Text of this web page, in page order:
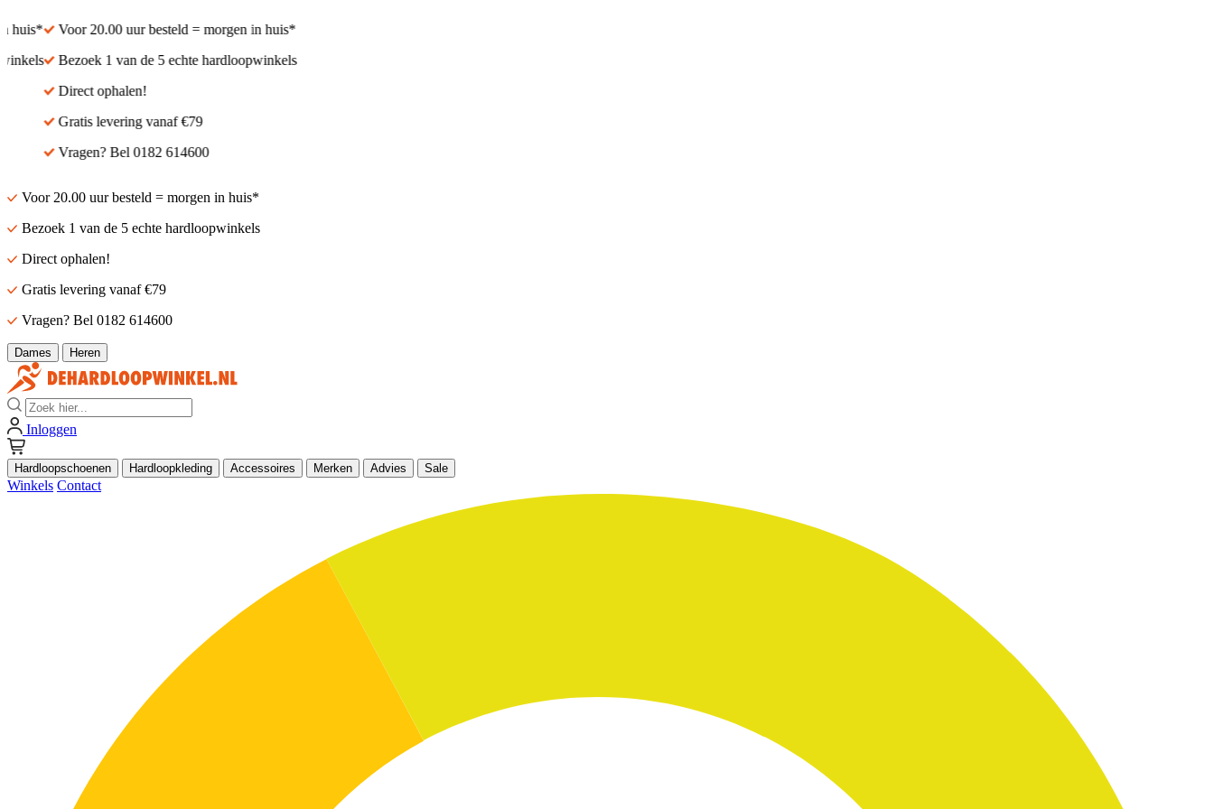
huis*
Voor 20.00 uur besteld = morgen in huis*
Bezoek 1 van de 5 echte hardloopwinkels
Direct ophalen!
Gratis levering vanaf €79
Vragen? Bel 0182 614600
Voor 20.00 uur besteld = morgen in huis*
Bezoek 1 van de 5 echte hardloopwinkels
Direct ophalen!
Gratis levering vanaf €79
Vragen? Bel 0182 614600
Dames Heren
Zoek
Inloggen
Hardloopschoenen Hardloopkleding Accessoires Merken Advies Sale
Winkels Contact